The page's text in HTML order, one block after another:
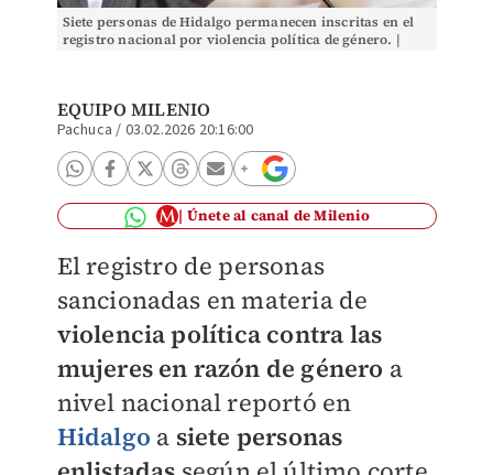
Siete personas de Hidalgo permanecen inscritas en el
registro nacional por violencia política de género. |
EQUIPO MILENIO
Pachuca / 03.02.2026 20:16:00
Únete al canal de Milenio
El registro de personas
sancionadas en materia de
violencia política contra las
mujeres en razón de género a
nivel nacional reportó en
Hidalgo a siete personas